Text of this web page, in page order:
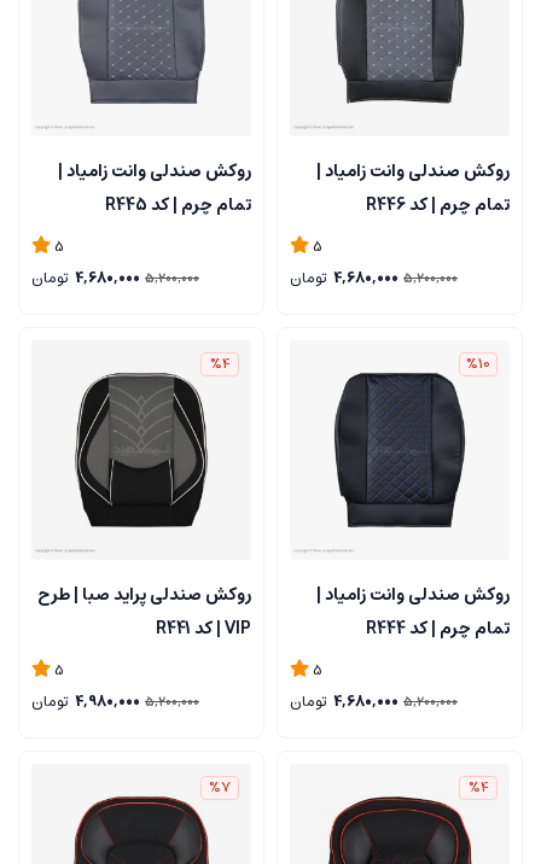
روکش صندلی وانت زامیاد |
تمام چرم | کد R446
5
5,200,000
4,680,000 تومان
روکش صندلی وانت زامیاد |
تمام چرم | کد R445
5
5,200,000
4,680,000 تومان
%10
روکش صندلی وانت زامیاد |
تمام چرم | کد R444
5
5,200,000
4,680,000 تومان
%4
روکش صندلی پراید صبا | طرح
VIP | کد R441
5
5,200,000
4,980,000 تومان
%4
%7